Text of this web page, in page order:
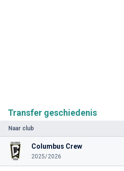
Transfer geschiedenis
Naar club
Columbus Crew
2025/2026